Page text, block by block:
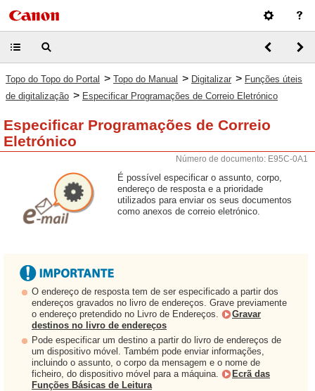
Topo do Topo do Portal > Topo do Manual > Digitalizar > Funções úteis
de digitalização > Especificar Programações de Correio Eletrónico
Especificar Programações de Correio
Eletrónico
Número de documento: E95C-0A1
É possível especificar o assunto, corpo,
endereço de resposta e a prioridade
utilizados para enviar os seus documentos
como anexos de correio eletrónico.
O endereço de resposta tem de ser especificado a partir dos
endereços gravados no livro de endereços. Grave previamente
o endereço pretendido no Livro de Endereços.
Gravar
destinos no livro de endereços
Pode especificar um destino a partir do livro de endereços de
um dispositivo móvel. Também pode enviar informações,
incluindo o assunto, o corpo da mensagem e o nome de
ficheiro, do dispositivo móvel para a máquina.
Ecrã das
Funções Básicas de Leitura